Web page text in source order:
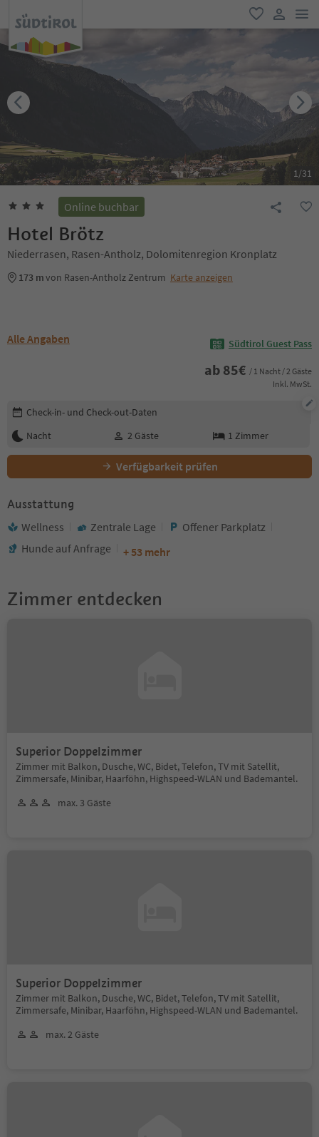
favorit
user link
1/31
Online buchbar
Hotel Brötz
Niederrasen, Rasen-Antholz, Dolomitenregion Kronplatz
173 mvon Rasen-Antholz Zentrum Karte anzeigen
Alle Angaben Südtirol Guest Pass
ab 85€ / 1 Nacht / 2 Gäste
Inkl. MwSt.
Buchungsdetails bearbeiten
Check-in- und Check-out-Daten
Nacht
2 Gäste 1 Zimmer
Verfügbarkeit prüfen
Ausstattung
Wellness Zentrale Lage
Offener Parkplatz
Hunde auf Anfrage
+ 53 mehr
Zimmer entdecken
Superior Doppelzimmer
Zimmer mit Balkon, Dusche, WC, Bidet, Telefon, TV mit Satellit,
Zimmersafe, Minibar, Haarföhn, Highspeed-WLAN und Bademantel.
max. 3 Gäste
Superior Doppelzimmer
Zimmer mit Balkon, Dusche, WC, Bidet, Telefon, TV mit Satellit,
Zimmersafe, Minibar, Haarföhn, Highspeed-WLAN und Bademantel.
max. 2 Gäste